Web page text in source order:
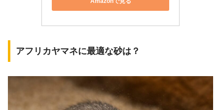
アフリカヤマネに最適な砂は？